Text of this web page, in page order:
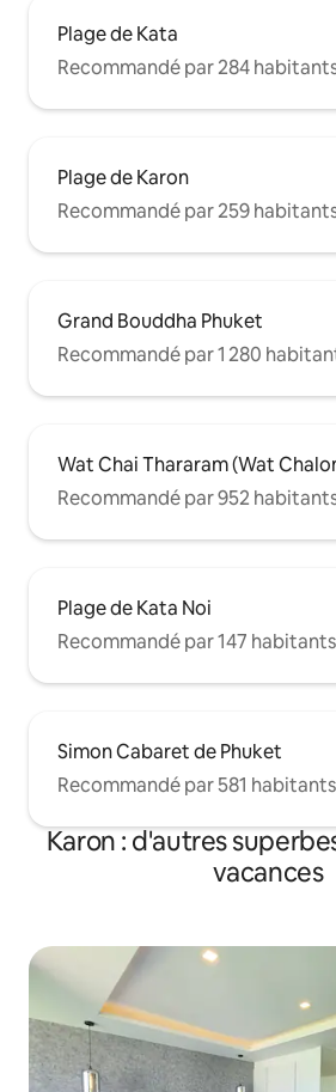
et de manger du durian dans la
chambre, et vous pouvez fumer et
manger du durian sur le balcon
extérieur.
Plage de Kata
Recommandé par 284
Plage de Karon
Recommandé par 259
Grand Bouddha Phuket
Recommandé par 1 280
Wat Chai Thararam (Wat
Recommandé par 952
Plage de Kata Noi
Recommandé par 147 habitants
Simon Cabaret de Phuket
Recommandé par 581 habitants
Karon : d'autres
vacances